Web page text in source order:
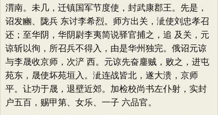
渭南。未几，迁镇国军节度使，封武康郡王。先是，
诏发豳、陇兵 东讨李希烈。师方出关，泚使刘忠孝召
还；至华阴，华阴尉李夷简说驿官捕之，追 及关，元
谅斩以徇，所召兵不得入，由是华州独完。俄诏元谅
与李晟收京师，次浐 西。元谅先奋鏖贼，败之，进屯
苑东，晟使坏苑垣入。泚连战皆北，遂大溃，京师
平。让功于晟，退壁近郊。加检校尚书左仆射，实封
户五百，赐甲第、女乐、一子 六品官。